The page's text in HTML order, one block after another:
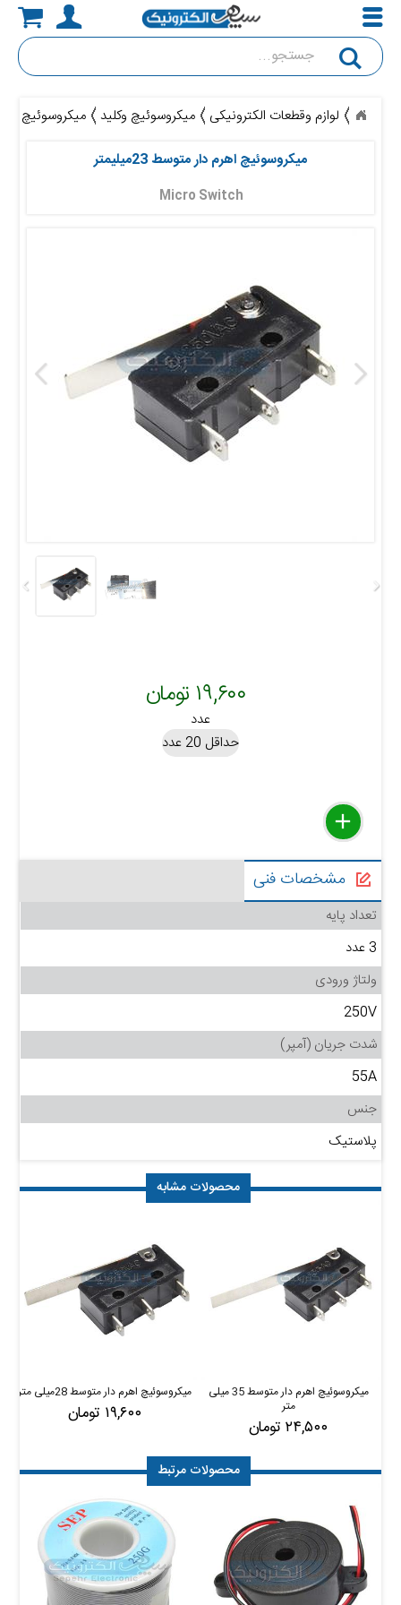
جستجو
لوازم وقطعات الکترونیکی میکروسوئیچ وکلید
میکروسوئیچ اهرم
میکروسوئیچ اهرم دار متوسط 23میلیمتر
Micro Switch
۱۹,۶۰۰ تومان
عدد
حداقل 20 عدد
delete
remove
add
مشخصات فنی
تعداد پایه
3 عدد
ولتاژ ورودی
250V
شدت جریان (آمپر)
55A
جنس
پلاستیک
محصولات مشابه
میکروسوئیچ اهرم دار متوسط 35 میلی
متر
۲۴,۵۰۰ تومان
میکروسوئیچ اهرم دار متوسط 28میلی متر
۱۹,۶۰۰ تومان
محصولات مرتبط